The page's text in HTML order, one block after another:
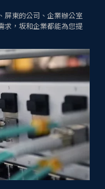
屏東的公司、企業辦公室
求，坂和企業都能為您提